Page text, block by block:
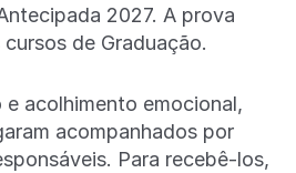
2027. A prova
de Graduação.
e acolhimento emocional,
acompanhados por
Para recebê-los,